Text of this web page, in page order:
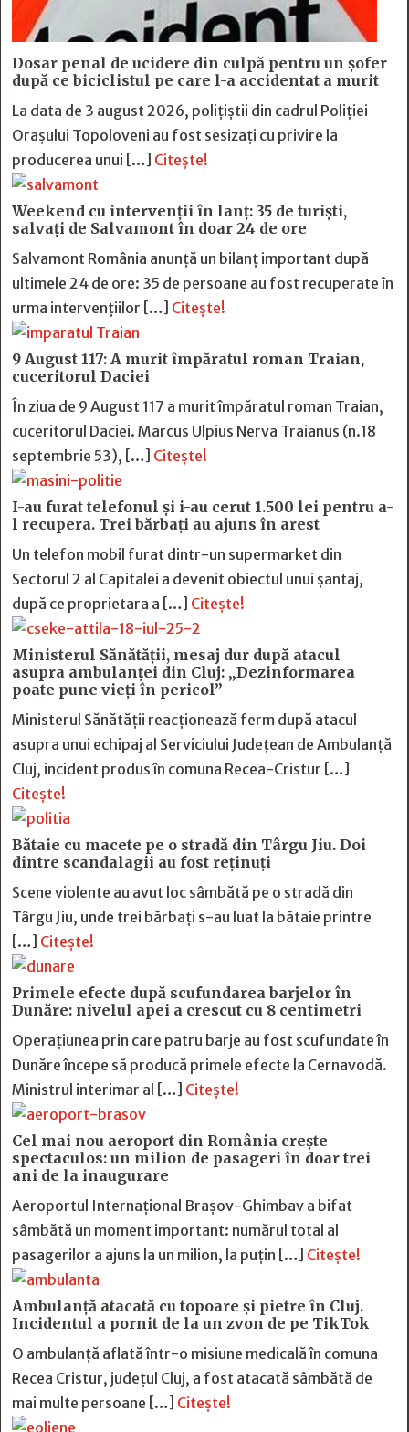
Dosar penal de ucidere din culpă pentru un șofer
după ce biciclistul pe care l-a accidentat a murit
La data de 3 august 2026, polițiștii din cadrul Poliției
Orașului Topoloveni au fost sesizați cu privire la
producerea unui […] Citește!
Weekend cu intervenții în lanț: 35 de turiști,
salvați de Salvamont în doar 24 de ore
Salvamont România anunță un bilanț important după
ultimele 24 de ore: 35 de persoane au fost recuperate în
urma intervențiilor […] Citește!
9 August 117: A murit împăratul roman Traian,
cuceritorul Daciei
În ziua de 9 August 117 a murit împăratul roman Traian,
cuceritorul Daciei. Marcus Ulpius Nerva Traianus (n.18
septembrie 53), […] Citește!
I-au furat telefonul și i-au cerut 1.500 lei pentru a-
l recupera. Trei bărbați au ajuns în arest
Un telefon mobil furat dintr-un supermarket din
Sectorul 2 al Capitalei a devenit obiectul unui șantaj,
după ce proprietara a […] Citește!
Ministerul Sănătății, mesaj dur după atacul
asupra ambulanței din Cluj: „Dezinformarea
poate pune vieți în pericol”
Ministerul Sănătății reacționează ferm după atacul
asupra unui echipaj al Serviciului Județean de Ambulanță
Cluj, incident produs în comuna Recea-Cristur […]
Citește!
Bătaie cu macete pe o stradă din Târgu Jiu. Doi
dintre scandalagii au fost reținuți
Scene violente au avut loc sâmbătă pe o stradă din
Târgu Jiu, unde trei bărbați s-au luat la bătaie printre
[…] Citește!
Primele efecte după scufundarea barjelor în
Dunăre: nivelul apei a crescut cu 8 centimetri
Operațiunea prin care patru barje au fost scufundate în
Dunăre începe să producă primele efecte la Cernavodă.
Ministrul interimar al […] Citește!
Cel mai nou aeroport din România crește
spectaculos: un milion de pasageri în doar trei
ani de la inaugurare
Aeroportul Internațional Brașov-Ghimbav a bifat
sâmbătă un moment important: numărul total al
pasagerilor a ajuns la un milion, la puțin […] Citește!
Ambulanță atacată cu topoare și pietre în Cluj.
Incidentul a pornit de la un zvon de pe TikTok
O ambulanță aflată într-o misiune medicală în comuna
Recea Cristur, județul Cluj, a fost atacată sâmbătă de
mai multe persoane […] Citește!